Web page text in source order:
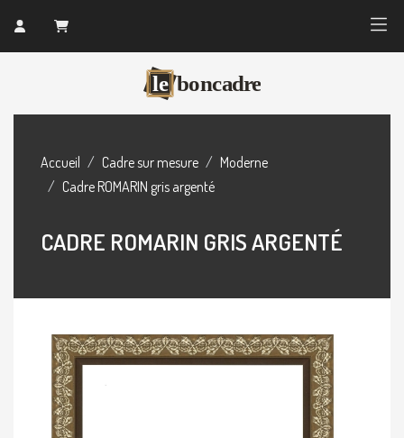
Accueil Cadre sur mesure
Moderne
Cadre ROMARIN gris argenté
CADRE ROMARIN GRIS ARGENTÉ